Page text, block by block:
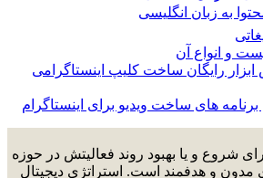
به زبان انگلیسی
و انواع آن
های ساخت ویدیو برای اینستاگرام
شروع و یا بهبود روند فعالیتش در حوزه
مدون و هدفمند است. استراتژی دیجیتال